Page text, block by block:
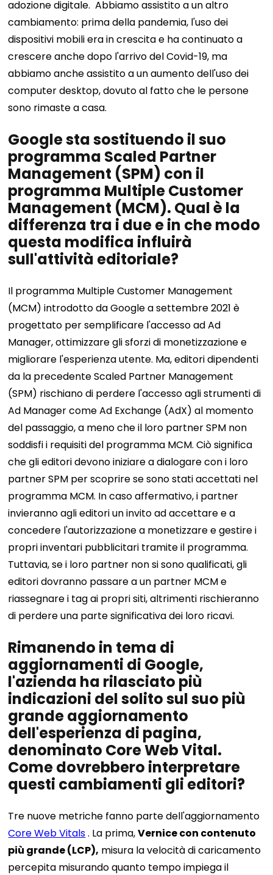
adozione digitale. Abbiamo assistito a un altro
cambiamento: prima della pandemia, l'uso dei
dispositivi mobili era in crescita e ha continuato a
crescere anche dopo l'arrivo del Covid-19, ma
abbiamo anche assistito a un aumento dell'uso dei
computer desktop, dovuto al fatto che le persone
sono rimaste a casa.
Google sta sostituendo il suo
programma Scaled Partner
Management (SPM) con il
programma Multiple Customer
Management (MCM). Qual è la
differenza tra i due e in che modo
questa modifica influirà
sull'attività editoriale?
Il programma Multiple Customer Management
(MCM) introdotto da Google a settembre 2021 è
progettato per semplificare l'accesso ad Ad
Manager, ottimizzare gli sforzi di monetizzazione e
migliorare l'esperienza utente. Ma,editori dipendenti
da la precedente Scaled Partner Management
(SPM) rischiano di perdere l'accesso agli strumenti di
Ad Manager come Ad Exchange (AdX) al momento
del passaggio, a meno che il loro partner SPM non
soddisfi i requisiti del programma MCM. Ciò significa
che gli editori devono iniziare a dialogare con i loro
partner SPM per scoprire se sono stati accettati nel
programma MCM. In caso affermativo, i partner
invieranno agli editori un invito ad accettare e a
concedere l'autorizzazione a monetizzare e gestire i
propri inventari pubblicitari tramite il programma.
Tuttavia, se i loro partner non si sono qualificati, gli
editori dovranno passare a un partner MCM e
riassegnare i tag ai propri siti, altrimenti rischieranno
di perdere una parte significativa dei loro ricavi.
Rimanendo in tema di
aggiornamenti di Google,
l'azienda ha rilasciato più
indicazioni del solito sul suo più
grande aggiornamento
dell'esperienza di pagina,
denominato Core Web Vital.
Come dovrebbero interpretare
questi cambiamenti gli editori?
Tre nuove metriche fanno parte dell'aggiornamento
Core Web Vitals. La prima,Vernice con contenuto
più grande (LCP), misura la velocità di caricamento
percepita misurando quanto tempo impiega il